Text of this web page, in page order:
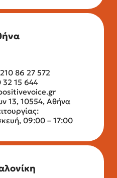
86 27 572
32 15 644
13, 10554, Αθήνα
09:00 – 17:00